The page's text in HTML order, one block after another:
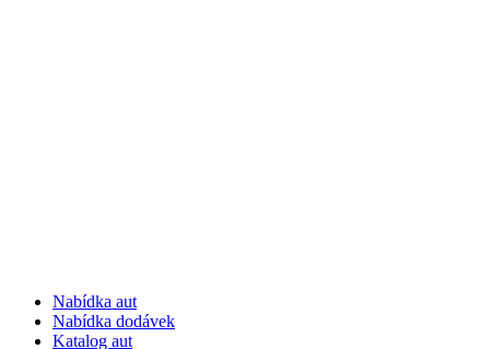
Nabídka aut
Nabídka dodávek
Katalog aut